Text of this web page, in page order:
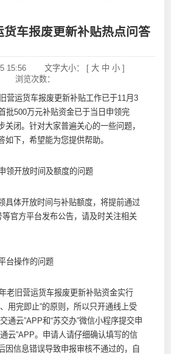
货车报废更新补贴热点问答
15:56 文字大小： [ 大 中 小 ]
浏览次数：
运货车报废更新补贴工作已于11月3
批500万元补贴资金已于当日申领完
关闭。针对大家普遍关心的一些问题，
如下，希望能为您提供帮助。
开放时间及额度的问题
体开放时间与补贴额度，将提前通过
等官方平台发布公告，请及时关注相关
操作的问题
旧营运货车报废更新补贴资金实行
用完即止”的原则，所以只开通线上受
通云”APP和“苏交办”微信小程序提交申
云”APP。申请人请仔细确认填写的信
因信息错误导致申报审核不通过的，自